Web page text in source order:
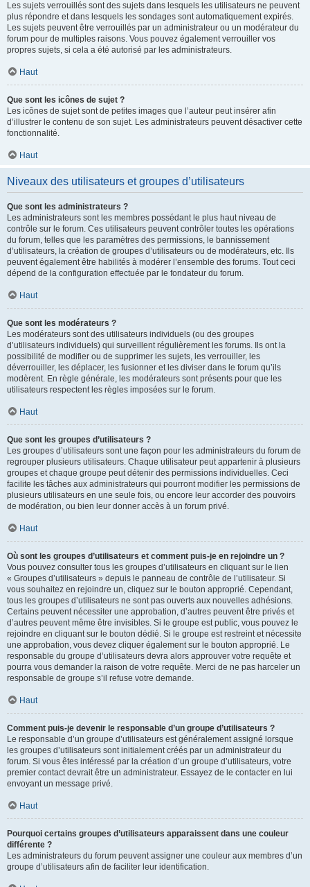
Les sujets verrouillés sont des sujets dans lesquels les utilisateurs ne peuvent
plus répondre et dans lesquels les sondages sont automatiquement expirés.
Les sujets peuvent être verrouillés par un administrateur ou un modérateur du
forum pour de multiples raisons. Vous pouvez également verrouiller vos
propres sujets, si cela a été autorisé par les administrateurs.
Haut
Que sont les icônes de sujet ?
Les icônes de sujet sont de petites images que l’auteur peut insérer afin
d’illustrer le contenu de son sujet. Les administrateurs peuvent désactiver cette
fonctionnalité.
Haut
Niveaux des utilisateurs et groupes d’utilisateurs
Que sont les administrateurs ?
Les administrateurs sont les membres possédant le plus haut niveau de
contrôle sur le forum. Ces utilisateurs peuvent contrôler toutes les opérations
du forum, telles que les paramètres des permissions, le bannissement
d’utilisateurs, la création de groupes d’utilisateurs ou de modérateurs, etc. Ils
peuvent également être habilités à modérer l’ensemble des forums. Tout ceci
dépend de la configuration effectuée par le fondateur du forum.
Haut
Que sont les modérateurs ?
Les modérateurs sont des utilisateurs individuels (ou des groupes
d’utilisateurs individuels) qui surveillent régulièrement les forums. Ils ont la
possibilité de modifier ou de supprimer les sujets, les verrouiller, les
déverrouiller, les déplacer, les fusionner et les diviser dans le forum qu’ils
modèrent. En règle générale, les modérateurs sont présents pour que les
utilisateurs respectent les règles imposées sur le forum.
Haut
Que sont les groupes d’utilisateurs ?
Les groupes d’utilisateurs sont une façon pour les administrateurs du forum de
regrouper plusieurs utilisateurs. Chaque utilisateur peut appartenir à plusieurs
groupes et chaque groupe peut détenir des permissions individuelles. Ceci
facilite les tâches aux administrateurs qui pourront modifier les permissions de
plusieurs utilisateurs en une seule fois, ou encore leur accorder des pouvoirs
de modération, ou bien leur donner accès à un forum privé.
Haut
Où sont les groupes d’utilisateurs et comment puis-je en rejoindre un ?
Vous pouvez consulter tous les groupes d’utilisateurs en cliquant sur le lien
« Groupes d’utilisateurs » depuis le panneau de contrôle de l’utilisateur. Si
vous souhaitez en rejoindre un, cliquez sur le bouton approprié. Cependant,
tous les groupes d’utilisateurs ne sont pas ouverts aux nouvelles adhésions.
Certains peuvent nécessiter une approbation, d’autres peuvent être privés et
d’autres peuvent même être invisibles. Si le groupe est public, vous pouvez le
rejoindre en cliquant sur le bouton dédié. Si le groupe est restreint et nécessite
une approbation, vous devez cliquer également sur le bouton approprié. Le
responsable du groupe d’utilisateurs devra alors approuver votre requête et
pourra vous demander la raison de votre requête. Merci de ne pas harceler un
responsable de groupe s’il refuse votre demande.
Haut
Comment puis-je devenir le responsable d’un groupe d’utilisateurs ?
Le responsable d’un groupe d’utilisateurs est généralement assigné lorsque
les groupes d’utilisateurs sont initialement créés par un administrateur du
forum. Si vous êtes intéressé par la création d’un groupe d’utilisateurs, votre
premier contact devrait être un administrateur. Essayez de le contacter en lui
envoyant un message privé.
Haut
Pourquoi certains groupes d’utilisateurs apparaissent dans une couleur
différente ?
Les administrateurs du forum peuvent assigner une couleur aux membres d’un
groupe d’utilisateurs afin de faciliter leur identification.